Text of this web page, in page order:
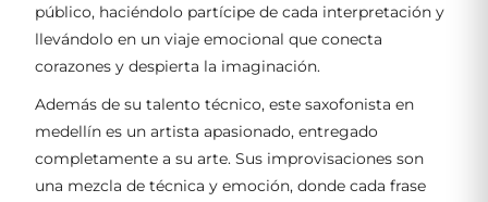
público, haciéndolo partícipe de cada interpretación y
llevándolo en un viaje emocional que conecta
corazones y despierta la imaginación.
Además de su talento técnico, este saxofonista en
medellín es un artista apasionado, entregado
completamente a su arte. Sus improvisaciones son
una mezcla de técnica y emoción, donde cada frase